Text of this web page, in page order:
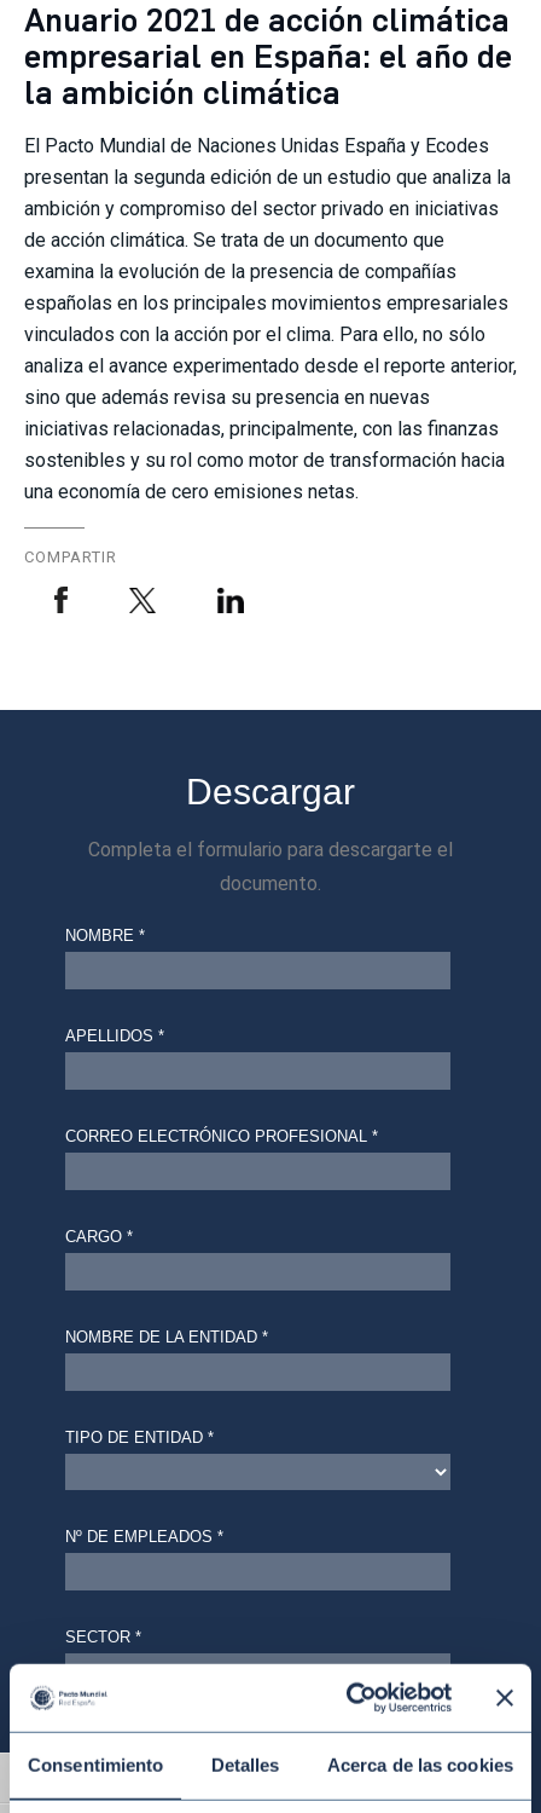
Consentimiento Detalles Acerca de las cookies
Anuario 2021 de acción climática
empresarial en España: el año de
la ambición climática
El Pacto Mundial de Naciones Unidas España y Ecodes
presentan la segunda edición de un estudio que analiza la
ambición y compromiso del sector privado en iniciativas
de acción climática. Se trata de un documento que
examina la evolución de la presencia de compañías
españolas en los principales movimientos empresariales
vinculados con la acción por el clima. Para ello, no sólo
analiza el avance experimentado desde el reporte anterior,
sino que además revisa su presencia en nuevas
iniciativas relacionadas, principalmente, con las finanzas
sostenibles y su rol como motor de transformación hacia
una economía de cero emisiones netas.
COMPARTIR